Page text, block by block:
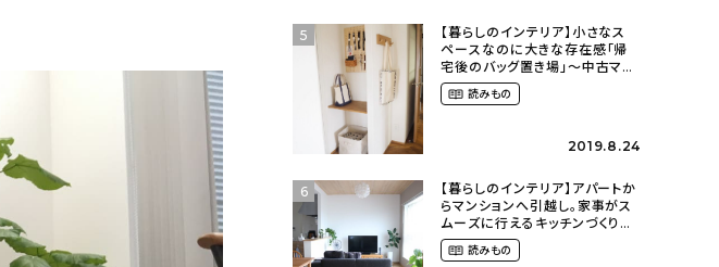
5
【暮らしのインテリア】小さなス
ペースなのに大きな存在感「帰
宅後のバッグ置き場」～中古マン
ションリノベーションで叶えたコ
ダワリの暮らし（cocoyuko___
読みもの
2019.8.24
6
【暮らしのインテリア】アパートか
らマンションへ引越し。家事がス
ムーズに行えるキッチンづくり〜
２LDKの賃貸暮らし
（mari_ppe_さん）
読みもの